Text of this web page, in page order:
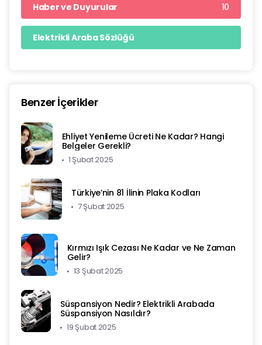
Haber ve Duyurular 10
Elektrikli Araba Sözlüğü
Benzer İçerikler
Ehliyet Yenileme Ücreti Ne Kadar? Hangi
Belgeler Gerekli?
1 Şubat 2025
Türkiye’nin 81 İlinin Plaka Kodları
7 Şubat 2025
Kırmızı Işık Cezası Ne Kadar ve Ne Zaman
Gelir?
13 Şubat 2025
Süspansiyon Nedir? Elektrikli Arabada
Süspansiyon Nasıldır?
19 Şubat 2025